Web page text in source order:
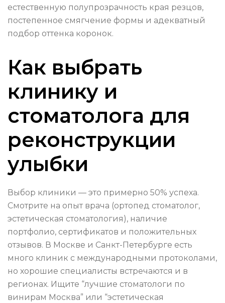
естественную полупрозрачность края резцов,
постепенное смягчение формы и адекватный
подбор оттенка коронок.
Как выбрать
клинику и
стоматолога для
реконструкции
улыбки
Выбор клиники — это примерно 50% успеха.
Смотрите на опыт врача (ортопед стоматолог,
эстетическая стоматология), наличие
портфолио, сертификатов и положительных
отзывов. В Москве и Санкт-Петербурге есть
много клиник с международными протоколами,
но хорошие специалисты встречаются и в
регионах. Ищите “лучшие стоматологи по
винирам Москва” или “эстетическая